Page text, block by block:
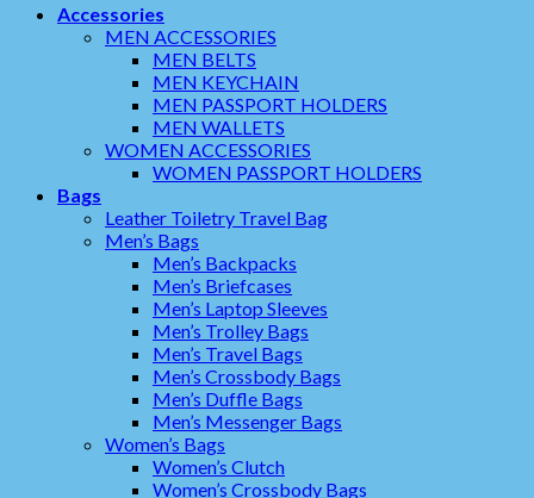
Accessories
MEN ACCESSORIES
MEN BELTS
MEN KEYCHAIN
MEN PASSPORT HOLDERS
MEN WALLETS
WOMEN ACCESSORIES
WOMEN PASSPORT HOLDERS
Bags
Leather Toiletry Travel Bag
Men’s Bags
Men’s Backpacks
Men’s Briefcases
Men’s Laptop Sleeves
Men’s Trolley Bags
Men’s Travel Bags
Men’s Crossbody Bags
Men’s Duffle Bags
Men’s Messenger Bags
Women’s Bags
Women’s Clutch
Women’s Crossbody Bags